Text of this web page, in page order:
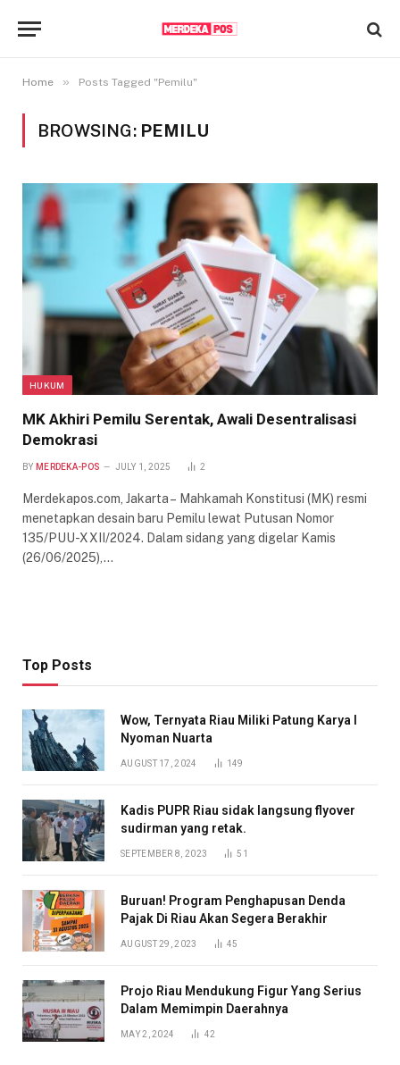
Home » Posts Tagged "Pemilu"
BROWSING: PEMILU
HUKUM
MK Akhiri Pemilu Serentak, Awali Desentralisasi
Demokrasi
BY MERDEKA-POS JULY 1, 2025 2
Merdekapos.com, Jakarta – Mahkamah Konstitusi (MK) resmi
menetapkan desain baru Pemilu lewat Putusan Nomor
135/PUU-XXII/2024. Dalam sidang yang digelar Kamis
(26/06/2025),…
Top Posts
Wow, Ternyata Riau Miliki Patung Karya I
Nyoman Nuarta
AUGUST 17, 2024 149
Kadis PUPR Riau sidak langsung flyover
sudirman yang retak.
SEPTEMBER 8, 2023 51
Buruan! Program Penghapusan Denda
Pajak Di Riau Akan Segera Berakhir
AUGUST 29, 2023 45
Projo Riau Mendukung Figur Yang Serius
Dalam Memimpin Daerahnya
MAY 2, 2024 42